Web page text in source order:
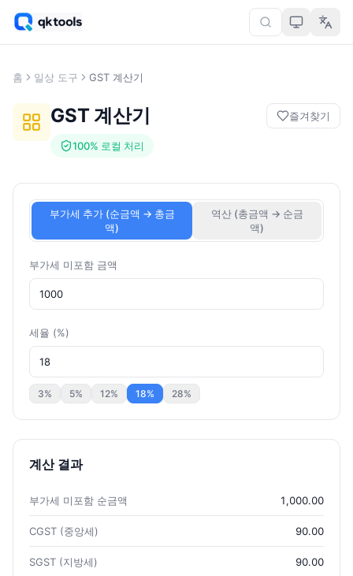
홈 일상 도구 GST 계산기
GST 계산기
100% 로컬 처리
즐겨찾기
부가세 추가 (순금액 → 총금
액)
역산 (총금액 → 순금
액)
부가세 미포함 금액
세율 (%)
3% 5% 12% 18% 28%
계산 결과
부가세 미포함 순금액 1,000.00
CGST (중앙세) 90.00
SGST (지방세) 90.00